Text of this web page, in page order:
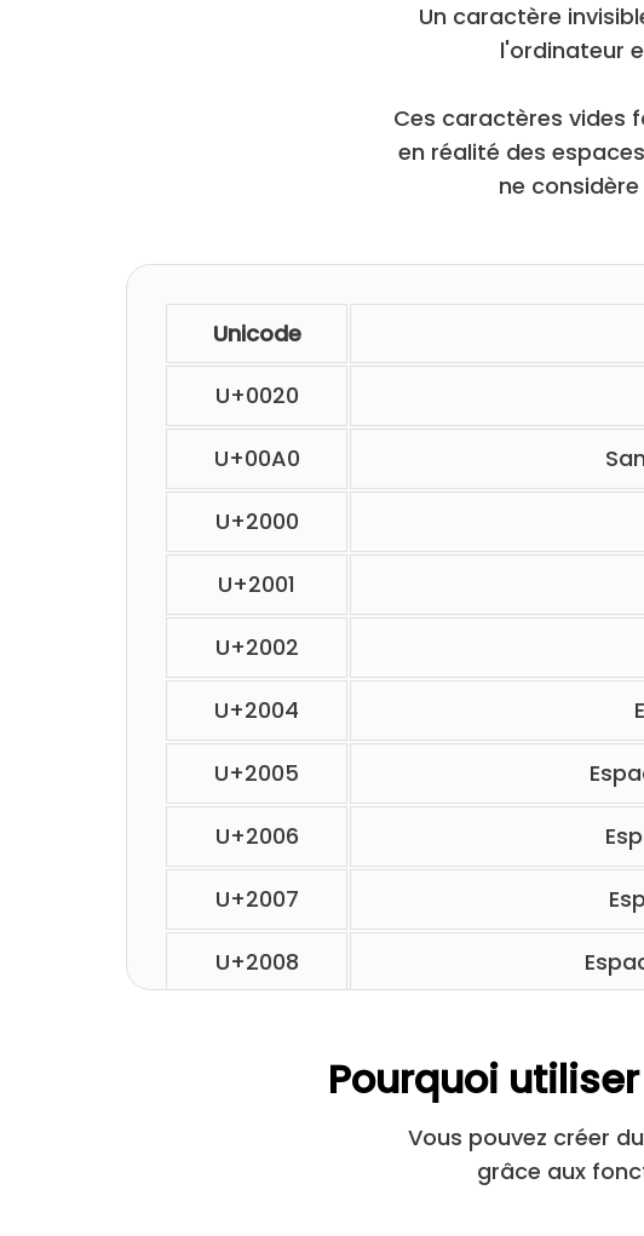
Un caractère
l'ordinateur
Ces caractères vides
en réalité des
ne
Unicode
U+0020
U+00A0
U+2000
U+2001
U+2002
U+2004
U+2005
U+2006
U+2007
U+2008
Pourquoi
Vous pouvez créer
grâce aux